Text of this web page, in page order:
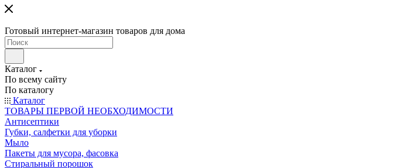
Готовый интернет-магазин товаров для дома
Каталог
По всему сайту
По каталогу
Каталог
ТОВАРЫ ПЕРВОЙ НЕОБХОДИМОСТИ
Антисептики
Губки, салфетки для уборки
Мыло
Пакеты для мусора, фасовка
Стиральный порошок